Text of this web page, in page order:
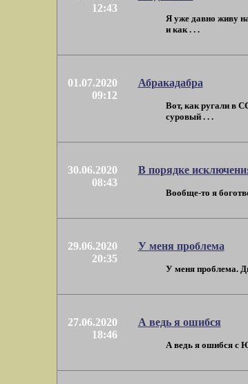
12:43
Я уже давно живу
и как . . .
01.07.2020
09:12
Абракадабра
Вот, как ругали в
суровый . . .
30.06.2020
08:43
В порядке
Вообще-то я
29.06.2020
20:35
У меня проблема
У меня проблема.
27.06.2020
18:46
А ведь я ошибся
А ведь я ошибся с